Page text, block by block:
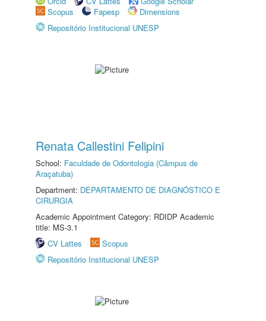
Scopus
Fapesp
Dimensions
Repositório Institucional UNESP
Renata Callestini Felipini
School: Faculdade de Odontologia (Câmpus de
Araçatuba)
Department: DEPARTAMENTO DE DIAGNÓSTICO E
CIRURGIA
Academic Appointment Category: RDIDP Academic
title: MS-3.1
CV Lattes
Scopus
Repositório Institucional UNESP